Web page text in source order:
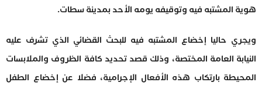
هوية المشتبه فيه وتوقيفه يومه الأحد بمدينة سطات.
ويجري حاليا إخضاع المشتبه فيه للبحث القضائي الذي تشرف عليه
النيابة العامة المختصة، وذلك قصد تحديد كافة الظروف والملابسات
المحيطة بارتكاب هذه الأفعال الإجرامية، فضلا عن إخضاع الطفل